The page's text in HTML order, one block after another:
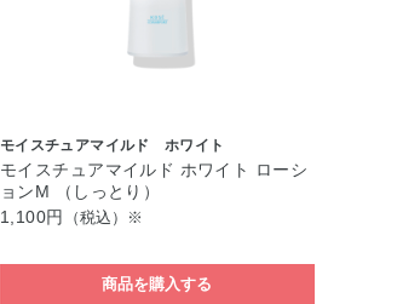
モイスチュアマイルド ホワイト
モイスチュアマイルド ホワイト ローシ
ョンM （しっとり）
1,100円
（税込）※
商品を購入する